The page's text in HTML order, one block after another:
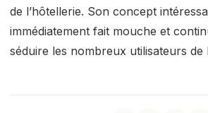
de l’hôtellerie. Son concept
immédiatement fait mouche et
séduire les nombreux utilisateurs de